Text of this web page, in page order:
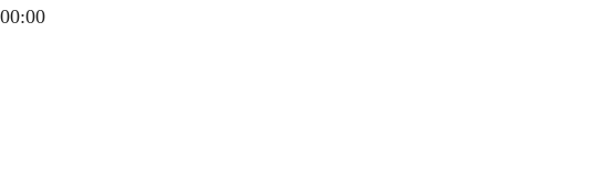
00:00